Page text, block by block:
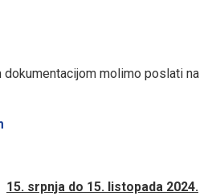
molimo poslati na
15. srpnja do 15. listopada 2024.